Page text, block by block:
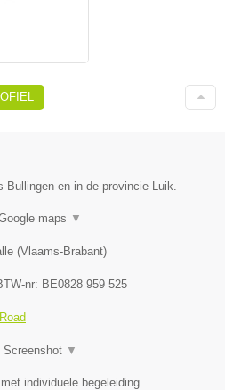
Bullingen en in de provincie Luik.
maps ▼
(Vlaams-Brabant)
nr: BE0828 959 525
Screenshot ▼
individuele begeleiding